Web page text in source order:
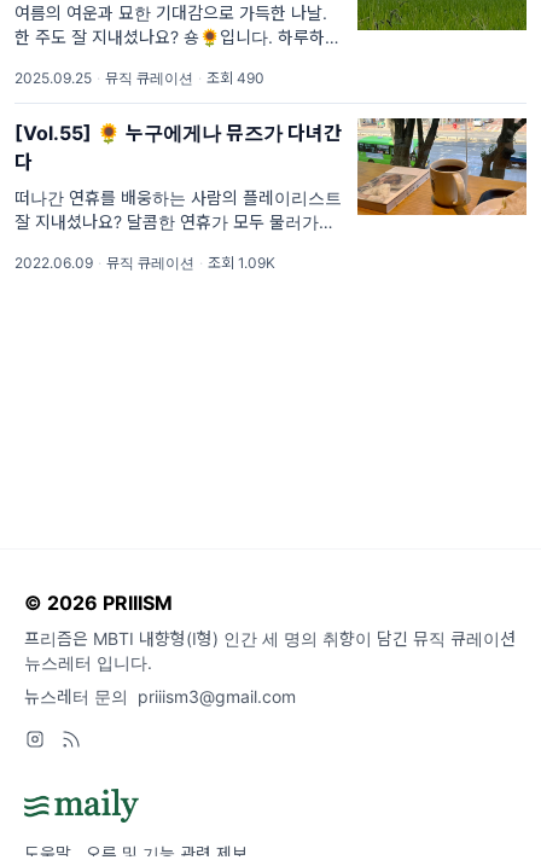
#이소라 (5)
#블러 (5)
#씨피카 (5)
#콜드플레이 (4)
#한로로 (4)
#윤석철트리오 (4)
여름의 여운과 묘한 기대감으로 가득한 나날.
한 주도 잘 지내셨나요? 숑🌻입니다. 하루하루
마자 설핏 볼에 닿는 바람이 선선할 때, 문득 올
려다 본 하늘이 유난히 푸르를 때 희망과
2025.09.25 · 뮤직 큐레이션 · 조회 490
[Vol.55] 🌻 누구에게나 뮤즈가 다녀간
다
떠나간 연휴를 배웅하는 사람의 플레이리스트.
잘 지내셨나요? 달콤한 연휴가 모두 물러가고
🌻입니다. 한두 주 사이 깨달은 진실은 정녕 주
2022.06.09 · 뮤직 큐레이션 · 조회 1.09K
© 2026 PRIIISM
프리즘은 MBTI 내향형(I형) 인간 세 명의 취향이 담긴 뮤직 큐레이션
뉴스레터 입니다.
뉴스레터 문의
priiism3@gmail.com
도움말 오류 및 기능 관련 제보